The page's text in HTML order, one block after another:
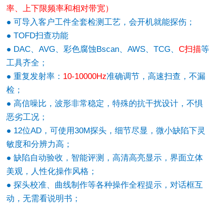
率、上下限频率和相对带宽）
● 可导入客户工件全套检测工艺，会开机就能探伤；
● TOFD扫查功能
● DAC、AVG、彩色腐蚀Bscan、AWS、TCG、C扫描等
工具齐全；
● 重复发射率： 10-10000Hz准确调节，高速扫查，不漏
检；
● 高信噪比，波形非常稳定，特殊的抗干扰设计，不惧
恶劣工况；
● 12位AD，可使用30M探头，细节尽显，微小缺陷下灵
敏度和分辨力高；
● 缺陷自动验收，智能评测，高清高亮显示，界面立体
美观，人性化操作风格；
● 探头校准、曲线制作等各种操作全程提示，对话框互
动，无需看说明书；